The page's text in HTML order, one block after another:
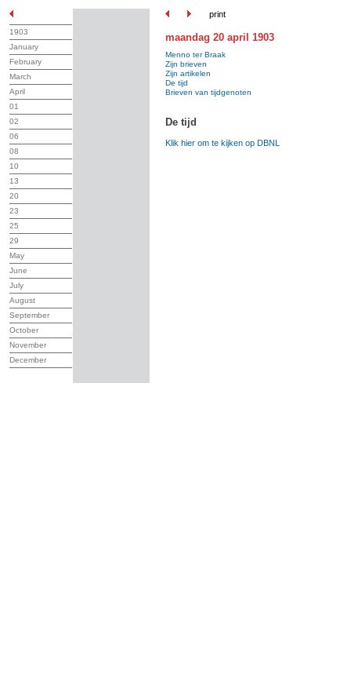
print
1903
January
February
March
April
01
02
06
08
10
13
20
23
25
29
May
June
July
August
September
October
November
December
maandag 20 april 1903
Menno ter Braak
Zijn brieven
Zijn artikelen
De tijd
Brieven van tijdgenoten
De tijd
Klik hier om te kijken op DBNL